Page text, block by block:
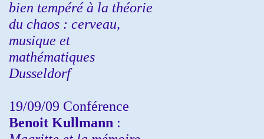
bien tempéré à la théorie
du chaos : cerveau,
musique et
mathématiques
Dusseldorf
19/09/09 Conférence
Benoit Kullmann :